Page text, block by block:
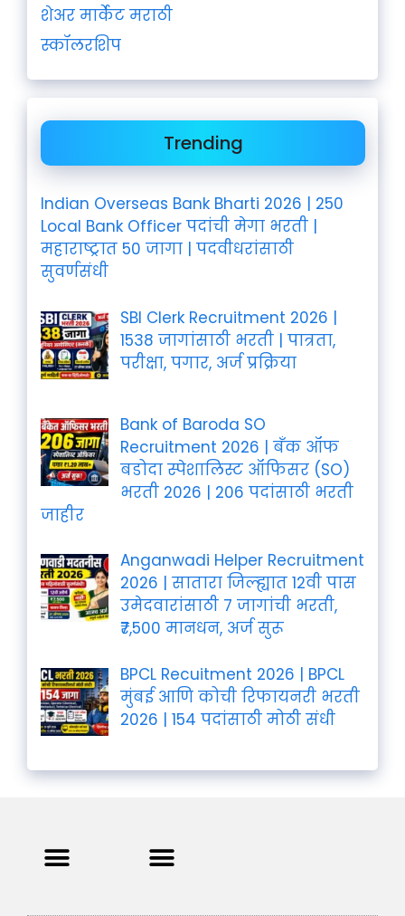
शेअर मार्केट मराठी
स्कॉलरशिप
Trending
Indian Overseas Bank Bharti 2026 | 250
Local Bank Officer पदांची मेगा भरती |
महाराष्ट्रात 50 जागा | पदवीधरांसाठी
सुवर्णसंधी
SBI Clerk Recruitment 2026 |
1538 जागांसाठी भरती | पात्रता,
परीक्षा, पगार, अर्ज प्रक्रिया
Bank of Baroda SO
Recruitment 2026 | बँक ऑफ
बडोदा स्पेशालिस्ट ऑफिसर (SO)
भरती 2026 | 206 पदांसाठी भरती
जाहीर
Anganwadi Helper Recruitment
2026 | सातारा जिल्ह्यात 12वी पास
उमेदवारांसाठी 7 जागांची भरती,
₹7,500 मानधन, अर्ज सुरू
BPCL Recuitment 2026 | BPCL
मुंबई आणि कोची रिफायनरी भरती
2026 | 154 पदांसाठी मोठी संधी